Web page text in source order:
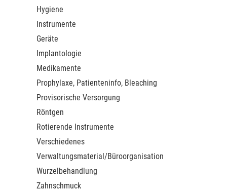
Hygiene
Instrumente
Geräte
Implantologie
Medikamente
Prophylaxe, Patienteninfo, Bleaching
Provisorische Versorgung
Röntgen
Rotierende Instrumente
Verschiedenes
Verwaltungsmaterial/Büroorganisation
Wurzelbehandlung
Zahnschmuck